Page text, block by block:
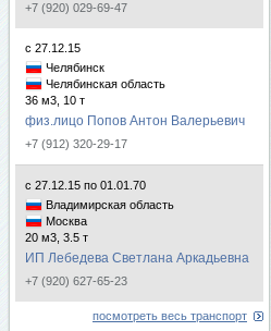
+7 (920) 029-69-47
с 27.12.15
Челябинск
Челябинская область
36 м3, 10 т
физ.лицо Попов Антон Валерьевич
+7 (912) 320-29-17
с 27.12.15 по 01.01.70
Владимирская область
Москва
20 м3, 3.5 т
ИП Лебедева Светлана Аркадьевна
+7 (920) 627-65-23
посмотреть весь транспорт